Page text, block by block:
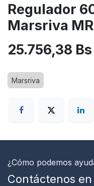
Regulador
Marsriva
25.756,38 Bs
Marsriva
¿Cómo podemos
Contáctenos